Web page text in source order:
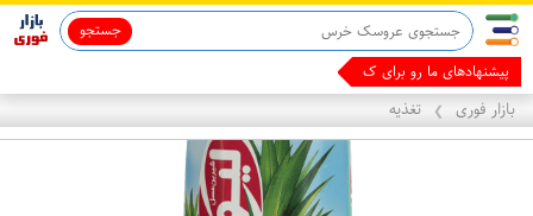
جستجو
پیشنهادهای ما رو برای کسب درآمد
بازار فوری ❯ تغذیه